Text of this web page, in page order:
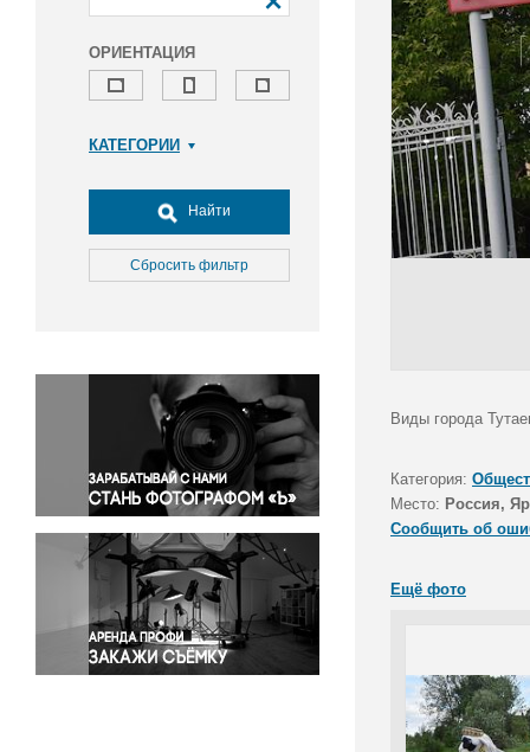
ОРИЕНТАЦИЯ
КАТЕГОРИИ
Досуг, туризм и отдых
Культура
Медицина
Окружающая среда
Политика
Правосудие
Происшествия и конфликты
Религия
Светская жизнь
Спорт
Экология
Экономика и бизнес
Найти
Сбросить фильтр
Виды города
Категория:
Место: Россия,
Сообщить об
Ещё фото